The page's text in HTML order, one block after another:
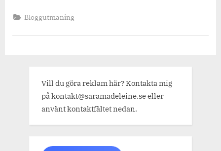
Bloggutmaning
Vill du göra reklam här? Kontakta mig
på kontakt@saramadeleine.se eller
använt kontaktfältet nedan.